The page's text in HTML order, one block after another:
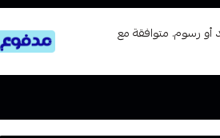
دفعات، بدون فوائد أو رسوم. متوافقة مع